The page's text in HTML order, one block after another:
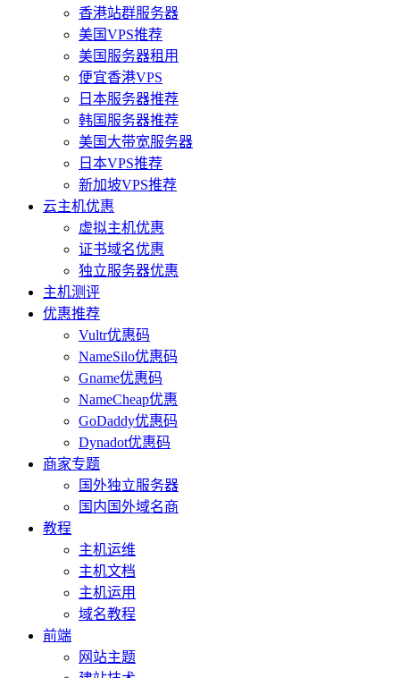
香港站群服务器
美国VPS推荐
美国服务器租用
便宜香港VPS
日本服务器推荐
韩国服务器推荐
美国大带宽服务器
日本VPS推荐
新加坡VPS推荐
云主机优惠
虚拟主机优惠
证书域名优惠
独立服务器优惠
主机测评
优惠推荐
Vultr优惠码
NameSilo优惠码
Gname优惠码
NameCheap优惠
GoDaddy优惠码
Dynadot优惠码
商家专题
国外独立服务器
国内国外域名商
教程
主机运维
主机文档
主机运用
域名教程
前端
网站主题